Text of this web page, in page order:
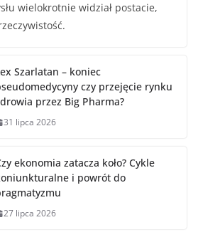
wielokrotnie widział postacie,
Szarlatan – koniec
czy przejęcie rynku
przez Big Pharma?
31 lipca 2026
ekonomia zatacza koło? Cykle
i powrót do
27 lipca 2026